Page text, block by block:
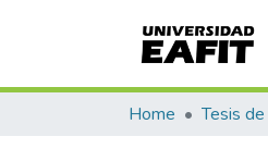
Home Tesis